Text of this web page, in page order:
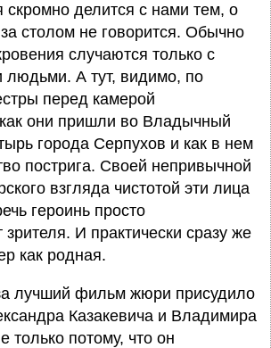
скромно делится с нами тем, о
столом не говорится. Обычно
случаются только с
людьми. А тут, видимо, по
перед камерой
они пришли во Владычный
города Серпухов и как в нем
пострига. Своей непривычной
взгляда чистотой эти лица
героинь просто
И практически сразу же
как родная.
лучший фильм жюри присудило
Казакевича и Владимира
только потому, что он